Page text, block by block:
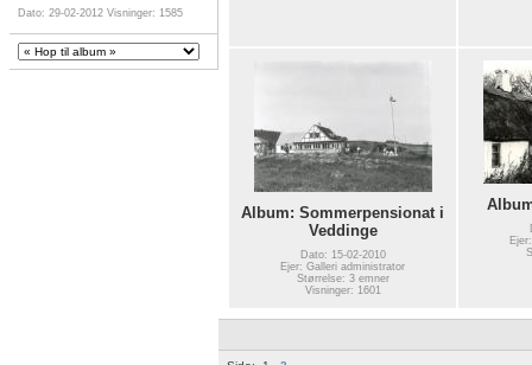
Dato: 29-02-2012 Visninger: 1585
Album: Sommerpensionat i
Veddinge
Dato: 15-02-2010
Ejer: Galleri administrator
Størrelse: 3 emner
Visninger: 1601